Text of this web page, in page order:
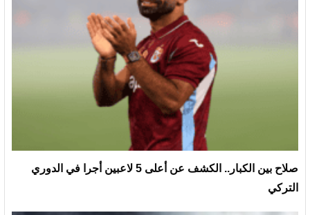
صلاح بين الكبار.. الكشف عن أعلى 5 لاعبين أجرا في الدوري
التركي